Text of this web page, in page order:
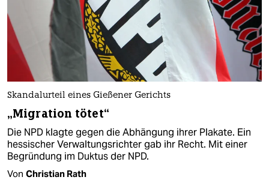
Skandalurteil eines Gießener Gerichts
„Migration tötet“
Die NPD klagte gegen die Abhängung ihrer Plakate. Ein
hessischer Verwaltungsrichter gab ihr Recht. Mit einer
Begründung im Duktus der NPD.
Von Christian Rath